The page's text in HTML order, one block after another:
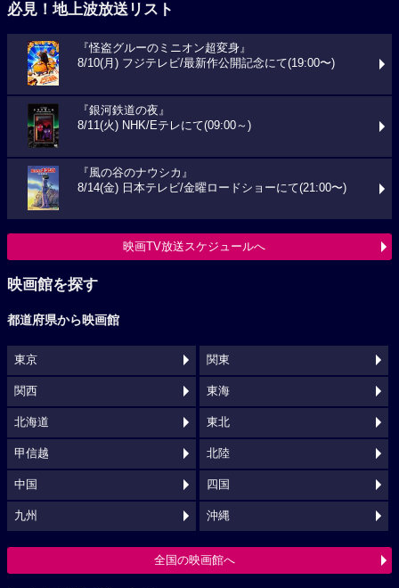
必見！地上波放送リスト
『怪盗グルーのミニオン超変身』
8/10(月) フジテレビ/最新作公開記念にて(19:00〜)
『銀河鉄道の夜』
8/11(火) NHK/Eテレにて(09:00～)
『風の谷のナウシカ』
8/14(金) 日本テレビ/金曜ロードショーにて(21:00〜)
映画TV放送スケジュールへ
映画館を探す
都道府県から映画館
東京 関東
関西 東海
北海道 東北
甲信越 北陸
中国 四国
九州 沖縄
全国の映画館へ